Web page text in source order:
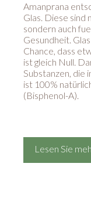
Amanprana
Glas. Diese sind
sondern auch
Gesundheit.
Chance, dass
ist gleich Null.
Substanzen, die
ist 100%
(Bisphenol-A).
Lesen Sie